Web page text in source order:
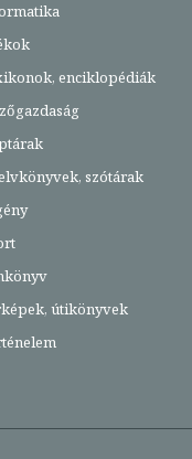
enciklopédiák
szótárak
útikönyvek